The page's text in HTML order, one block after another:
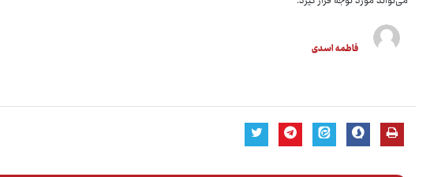
فاطمه اسدی